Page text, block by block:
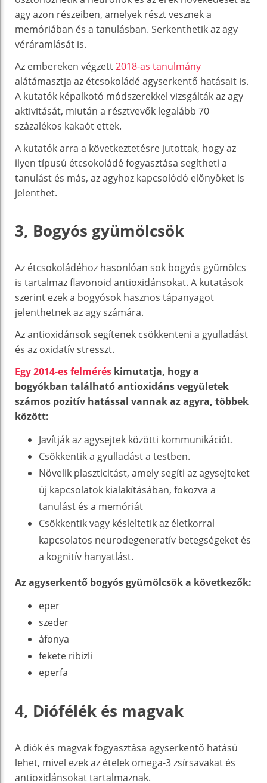
agy azon részeiben, amelyek részt vesznek a
memóriában és a tanulásban. Serkenthetik az agy
véráramlását is.
Az embereken végzett2018-as tanulmány
alátámasztja az étcsokoládé agyserkentő hatásait is.
A kutatók képalkotó módszerekkel vizsgálták az agy
aktivitását, miután a résztvevők legalább 70
százalékos kakaót ettek.
A kutatók arra a következtetésre jutottak, hogy az
ilyen típusú étcsokoládé fogyasztása segítheti a
tanulást és más, az agyhoz kapcsolódó előnyöket is
jelenthet.
3, Bogyós gyümölcsök
Az étcsokoládéhoz hasonlóan sok bogyós gyümölcs
is tartalmaz flavonoid antioxidánsokat. A kutatások
szerint ezek a bogyósok hasznos tápanyagot
jelenthetnek az agy számára.
Az antioxidánsok segítenek csökkenteni a gyulladást
és az oxidatív stresszt.
Egy 2014-es felmérés kimutatja, hogy a
bogyókban található antioxidáns vegyületek
számos pozitív hatással vannak az agyra, többek
között:
Javítják az agysejtek közötti kommunikációt.
Csökkentik a gyulladást a testben.
Növelik plaszticitást, amely segíti az agysejteket
új kapcsolatok kialakításában, fokozva a
tanulást és a memóriát
Csökkentik vagy késleltetik az életkorral
kapcsolatos neurodegeneratív betegségeket és
a kognitív hanyatlást.
Az agyserkentő bogyós gyümölcsök a következők:
eper
szeder
áfonya
fekete ribizli
eperfa
4, Diófélék és magvak
A diók és magvak fogyasztása agyserkentő hatású
lehet, mivel ezek az ételek omega-3 zsírsavakat és
antioxidánsokat tartalmaznak.